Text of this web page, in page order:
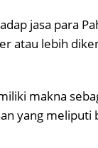
jasa para
atau lebih
makna
yang